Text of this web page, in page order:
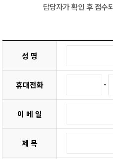
담당자가 확인 후 접수
성 명
휴대전화 -
이 메 일
제 목